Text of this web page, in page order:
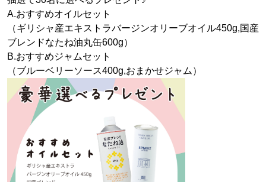
A.おすすめオイルセット
（ギリシャ産エキストラバージンオリーブオイル450g,国産
ブレンドなたね油丸缶600g）
B.おすすめジャムセット
（ブルーベリーソース400g,おまかせジャム）